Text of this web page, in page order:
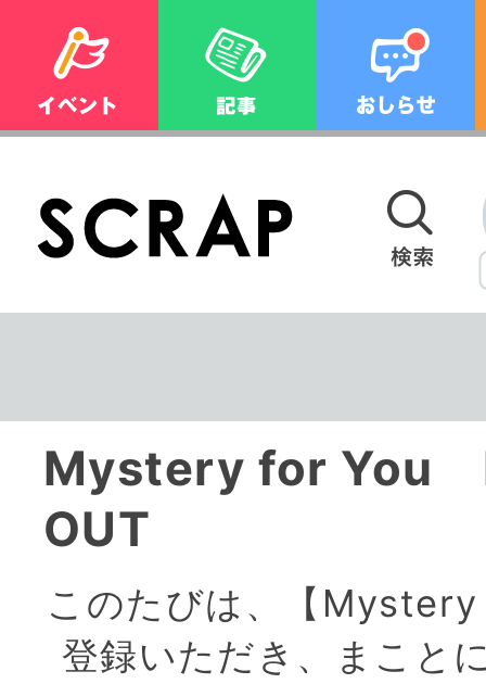
Mystery for You
OUT
このたびは、【
登録いただき、まこと